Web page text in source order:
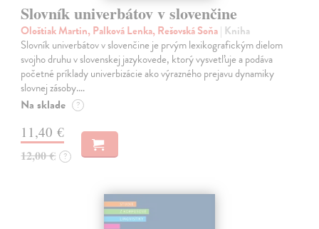
Slovník univerbátov v slovenčine
Ološtiak Martin, Palková Lenka, Rešovská Soňa| Kniha
Slovník univerbátov v slovenčine je prvým lexikografickým dielom
svojho druhu v slovenskej jazykovede, ktorý vysvetľuje a podáva
početné príklady univerbizácie ako výrazného prejavu dynamiky
slovnej zásoby.…
Na sklade ?
11,40 €
12,00 € ?